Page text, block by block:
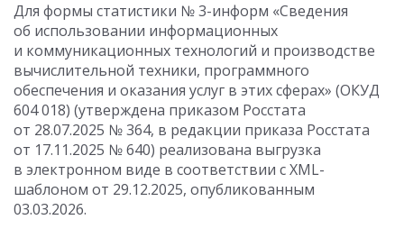
Для формы статистики № 3-информ «Сведения
об использовании информационных
и коммуникационных технологий и производстве
вычислительной техники, программного
обеспечения и оказания услуг в этих сферах» (ОКУД
604 018) (утверждена приказом Росстата
от 28.07.2025 № 364, в редакции приказа Росстата
от 17.11.2025 № 640) реализована выгрузка
в электронном виде в соответствии с XML-
шаблоном от 29.12.2025, опубликованным
03.03.2026.